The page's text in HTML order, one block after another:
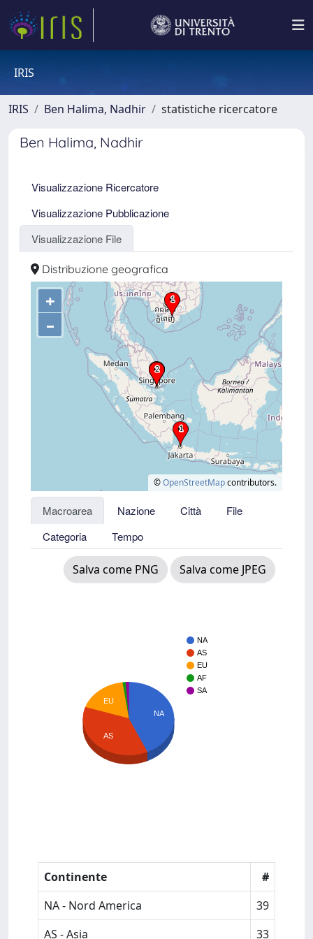
IRIS
IRIS Ben Halima, Nadhir statistiche ricercatore
Ben Halima, Nadhir
Visualizzazione Ricercatore
Visualizzazione Pubblicazione
Visualizzazione File
Distribuzione geografica
+
–
©OpenStreetMapcontributors.
Macroarea Nazione Città
File
Categoria
Tempo
Salva come PNG Salva come JPEG
NA
AS
EU
AF
SA
NA
EU
AS
Continente
#
NA - Nord America
39
AS - Asia
33